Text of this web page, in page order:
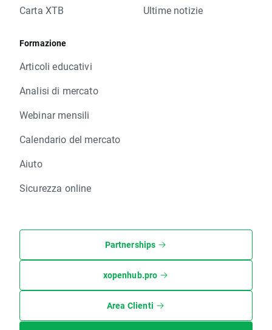
Carta XTB
Formazione
Articoli educativi
Analisi di mercato
Webinar mensili
Calendario del mercato
Aiuto
Sicurezza online
Ultime notizie
Partnerships
xopenhub.pro
Area Clienti